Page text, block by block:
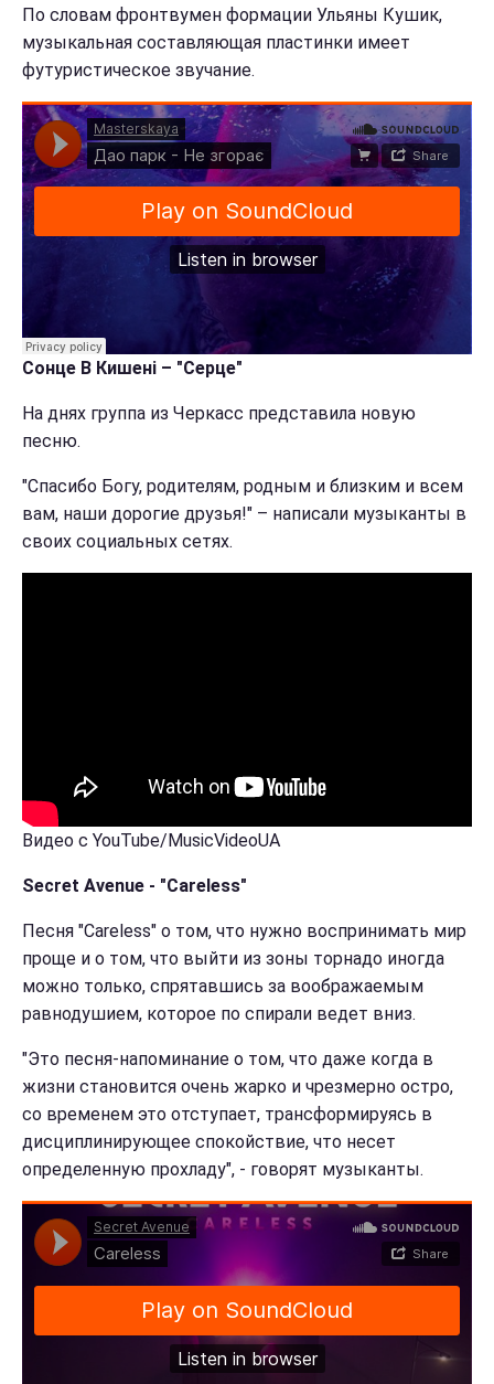
По словам фронтвумен формации Ульяны Кушик,
музыкальная составляющая пластинки имеет
футуристическое звучание.
Сонце В Кишені – "Серце"
На днях группа из Черкасс представила новую
песню.
"Спасибо Богу, родителям, родным и близким и всем
вам, наши дорогие друзья!" – написали музыканты в
своих социальных сетях.
Видео с YouTube/MusicVideoUA
Secret Avenue - "Careless"
Песня "Careless" о том, что нужно воспринимать мир
проще и о том, что выйти из зоны торнадо иногда
можно только, спрятавшись за воображаемым
равнодушием, которое по спирали ведет вниз.
"Это песня-напоминание о том, что даже когда в
жизни становится очень жарко и чрезмерно остро,
со временем это отступает, трансформируясь в
дисциплинирующее спокойствие, что несет
определенную прохладу", - говорят музыканты.